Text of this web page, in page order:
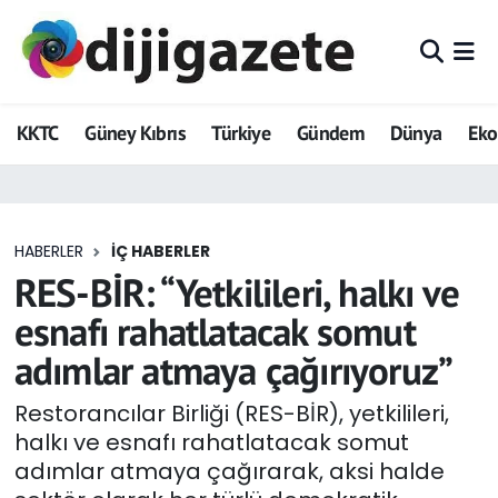
KKTC Güney Kıbrıs Türkiye Gündem Dünya
HABERLER İÇ HABERLER
RES-BİR: “Yetkilileri, halkı ve
esnafı rahatlatacak somut
adımlar atmaya çağırıyoruz”
Restorancılar Birliği (RES-BİR), yetkilileri,
halkı ve esnafı rahatlatacak somut
adımlar atmaya çağırarak, aksi halde
ADVERTORIAL
Dijigazete
Eğitim
Ekonomi
Foto Galeri
GEZİ
Güncel
Hava Durumu
Trafik Durumu
Tüm Manşetler
Son Dakika Haberleri
Haber Arşivi